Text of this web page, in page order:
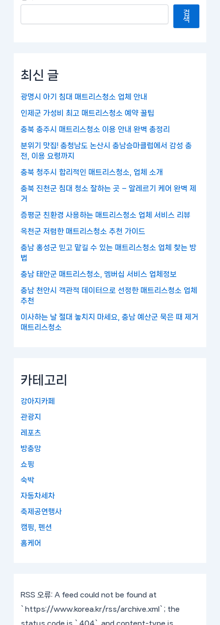
검
색
최신 글
광명시 아기 침대 매트리스청소 업체 안내
인제군 가성비 최고 매트리스청소 예약 꿀팁
충북 충주시 매트리스청소 이용 안내 완벽 총정리
분위기 맛집! 충청남도 논산시 충남승마클럽에서 감성 충
전, 이용 요령까지
충북 청주시 합리적인 매트리스청소, 업체 소개
충북 진천군 침대 청소 잘하는 곳 – 알레르기 케어 완벽 제
거
증평군 친환경 사용하는 매트리스청소 업체 서비스 리뷰
옥천군 저렴한 매트리스청소 추천 가이드
충남 홍성군 믿고 맡길 수 있는 매트리스청소 업체 찾는 방
법
충남 태안군 매트리스청소, 멤버십 서비스 업체정보
충남 천안시 객관적 데이터으로 선정한 매트리스청소 업체
추천
이사하는 날 절대 놓치지 마세요, 충남 예산군 묵은 때 제거
매트리스청소
카테고리
강아지카페
관광지
레포츠
방충망
쇼핑
숙박
자동차세차
축제공연행사
캠핑, 펜션
홈케어
RSS 오류: A feed could not be found at
`https://www.korea.kr/rss/archive.xml`; the